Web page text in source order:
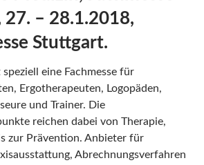
27. – 28.1.2018,
Stuttgart.
eine Fachmesse für
Ergotherapeuten, Logopäden,
und Trainer. Die
reichen dabei von Therapie,
zur Prävention. Anbieter für
Abrechnungsverfahren